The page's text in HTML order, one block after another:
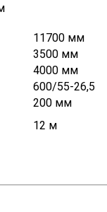
11700 мм
3500 мм
4000 мм
600/55-26,5
200 мм
12 м